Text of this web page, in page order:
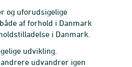
og uforudsigelige
af forhold i Danmark
i Danmark.
udvikling.
udvandrer igen